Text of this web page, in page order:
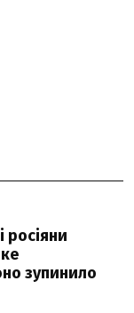
зупинило